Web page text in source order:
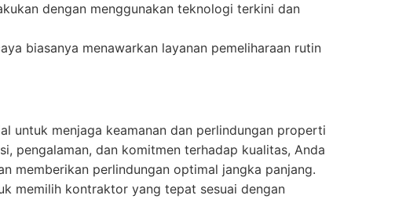
dengan menggunakan teknologi terkini dan
biasanya menawarkan layanan pemeliharaan rutin
untuk menjaga keamanan dan perlindungan properti
pengalaman, dan komitmen terhadap kualitas, Anda
memberikan perlindungan optimal jangka panjang.
memilih kontraktor yang tepat sesuai dengan